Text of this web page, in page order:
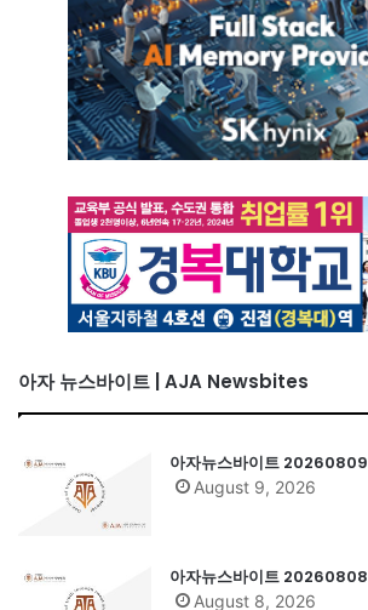
아자 뉴스바이트 | AJA Newsbites
아자뉴스바이트 20260809
August 9, 2026
아자뉴스바이트 20260808
August 8, 2026